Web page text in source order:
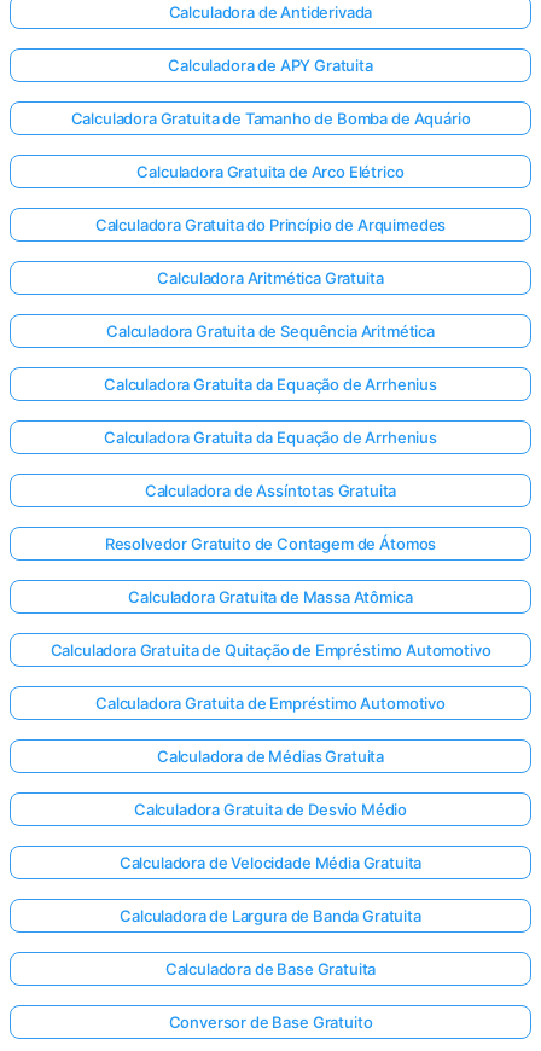
Calculadora de Antiderivada
Calculadora de APY Gratuita
Calculadora Gratuita de Tamanho de Bomba de Aquário
Calculadora Gratuita de Arco Elétrico
Calculadora Gratuita do Princípio de Arquimedes
Calculadora Aritmética Gratuita
Calculadora Gratuita de Sequência Aritmética
Calculadora Gratuita da Equação de Arrhenius
Calculadora Gratuita da Equação de Arrhenius
Calculadora de Assíntotas Gratuita
Resolvedor Gratuito de Contagem de Átomos
Calculadora Gratuita de Massa Atômica
Calculadora Gratuita de Quitação de Empréstimo Automotivo
Calculadora Gratuita de Empréstimo Automotivo
Calculadora de Médias Gratuita
Calculadora Gratuita de Desvio Médio
Calculadora de Velocidade Média Gratuita
Calculadora de Largura de Banda Gratuita
Calculadora de Base Gratuita
Conversor de Base Gratuito